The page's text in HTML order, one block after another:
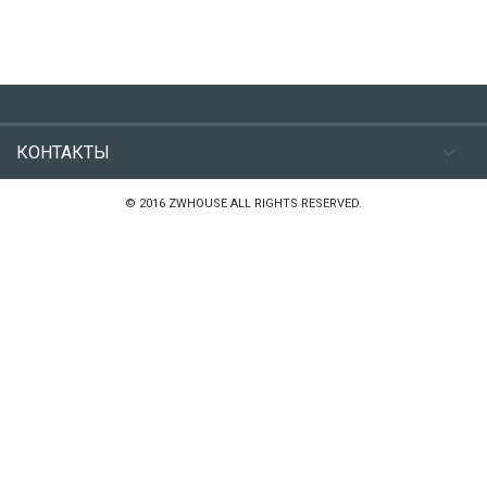
КОНТАКТЫ
© 2016 ZWHOUSE ALL RIGHTS RESERVED.